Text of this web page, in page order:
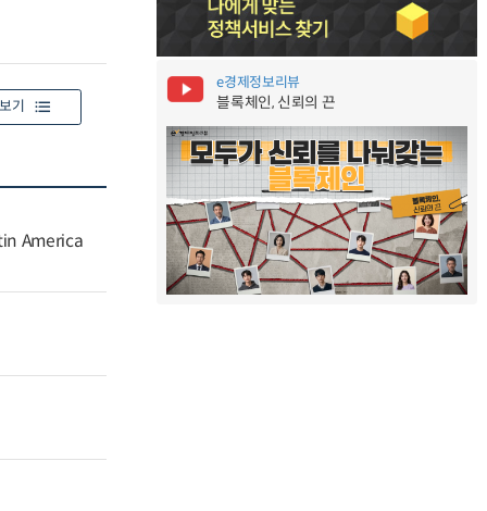
기
America
e경제정보리뷰
블록체인, 신뢰의 끈